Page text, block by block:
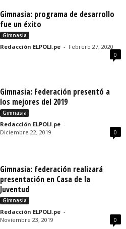
Gimnasia: programa de desarrollo
fue un éxito
Gimnasia
Redacción ELPOLI.pe - Febrero 27, 2020
0
Gimnasia: Federación presentó a
los mejores del 2019
Gimnasia
Redacción ELPOLI.pe -
Diciembre 22, 2019
0
Gimnasia: federación realizará
presentación en Casa de la
Juventud
Gimnasia
Redacción ELPOLI.pe -
Noviembre 23, 2019
0